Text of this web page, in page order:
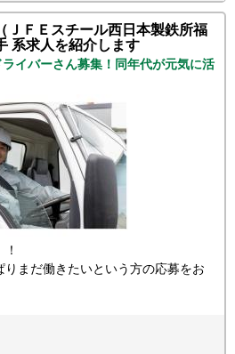
ＪＦＥスチール西日本製鉄所福
系求人を紹介します
イバーさん募集！同年代が元気に活
まだ働きたいという方の応募をお